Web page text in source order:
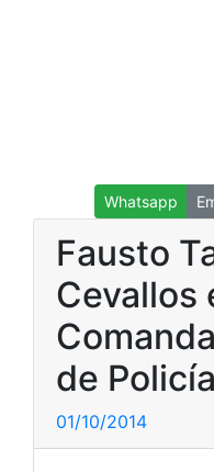
Whatsapp
Fausto
Cevallos
de Policía
01/10/2014